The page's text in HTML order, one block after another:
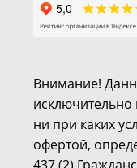
Внимание!
ни при каких
офертой,